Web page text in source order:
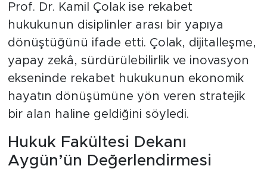
Prof. Dr. Kamil Çolak ise rekabet
hukukunun disiplinler arası bir yapıya
dönüştüğünü ifade etti. Çolak, dijitalleşme,
yapay zekâ, sürdürülebilirlik ve inovasyon
ekseninde rekabet hukukunun ekonomik
hayatın dönüşümüne yön veren stratejik
bir alan haline geldiğini söyledi.
Hukuk Fakültesi Dekanı
Aygün’ün Değerlendirmesi